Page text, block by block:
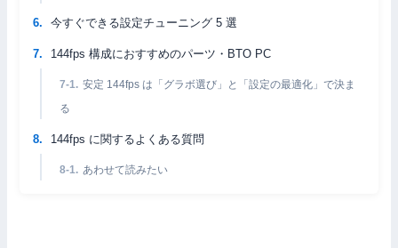
今すぐできる設定チューニング 5 選
144fps 構成におすすめのパーツ・BTO PC
安定 144fps は「グラボ選び」と「設定の最適化」で決ま
る
144fps に関するよくある質問
あわせて読みたい